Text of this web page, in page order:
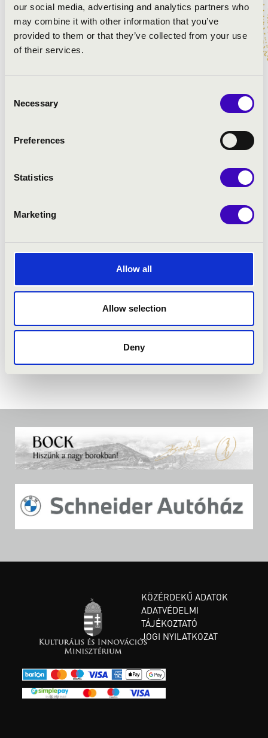
our social media, advertising and analytics partners who
may combine it with other information that you’ve
provided to them or that they’ve collected from your use
of their services.
Selection
Necessary
Preferences
Statistics
Marketing
Allow all
Allow selection
Deny
Wolfgang Amadeus Mozart: G-dúr mise, K. 140
Wolfgang Amadeus Mozart: Ave Verum Corpus, K. 618
Wolfgang Amadeus Mozart: Laudate Dominum, K. 339
Wolfgang Amadeus Mozart: Exultate Jubilate - Alleluja,
KÖZÉRDEKŰ ADATOK
ADATVÉDELMI
TÁJÉKOZTATÓ
JOGI NYILATKOZAT